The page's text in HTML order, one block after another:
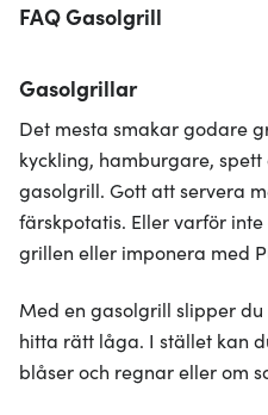
FAQ Gasolgrill
Gasolgrillar
Det mesta smakar godare
kyckling, hamburgare,
gasolgrill. Gott att servera
färskpotatis. Eller varför
grillen eller imponera med
Med en gasolgrill slipper
hitta rätt låga. I stället kan
blåser och regnar eller om